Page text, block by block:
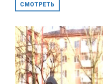
СМОТРЕТЬ